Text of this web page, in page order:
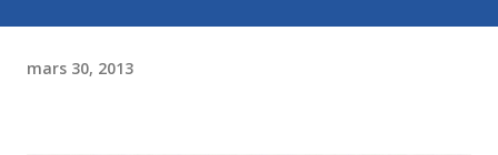
mars 30, 2013